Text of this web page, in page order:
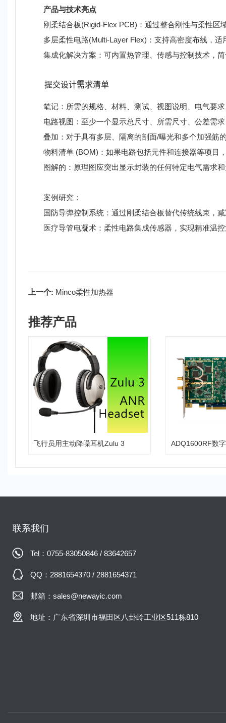
产品与技术亮点
刚柔结合板(Rigid-Flex PCB)：通过整合刚性与柔性区
多层柔性电路(Multi-Layer Flex)：支持高密度布线，适
集成化解决方案：可内置热管理、传感与控制技术，简
提交设计需求清单
笔记：所需的规格、材料、测试、视图说明、电气要
电路视图：至少一个显示总尺寸、所需尺寸、公差需求
叠加：对于具有多层、隔离的剖面/曝光和多个加强筋
物料清单 (BOM)：如果电路包括元件和连接器等项目
图解的：原理图应突出显示封装的任何特定电气需求和
案例研究：
国防导弹控制系统：通过刚柔结合板替代传统线束，减
医疗导管电凝术：柔性电路集成传感器，实现精准温控
上一个: Minco柔性加热器
推荐产品
飞行员用主动降噪耳机Zulu 3
联系我们
Tel：0755-83050846 / 83642657
QQ：2881654370 / 2881654371
邮箱：sales@newayic.com
地址：广东省深圳市福田区八卦岭工业区511栋810